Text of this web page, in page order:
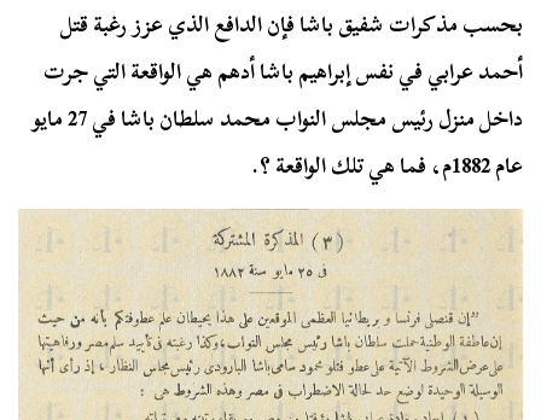
بحسب مذكرات شفيق باشا فإن الدافع الذي عزز رغبة قتل
أحمد عرابي في نفس إبراهيم باشا أدهم هي الواقعة التي جرت
داخل منزل رئيس مجلس النواب محمد سلطان باشا في 27 مايو
عام 1882م، فما هي تلك الواقعة ؟.